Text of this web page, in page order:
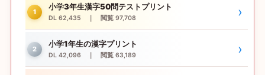
1
小学3年生漢字50問テストプリント
DL 62,435 ｜ 閲覧 97,708 ›
2
小学1年生の漢字プリント
DL 42,096 ｜ 閲覧 63,189 ›